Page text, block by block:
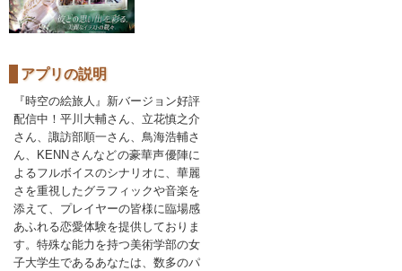
アプリの説明
『時空の絵旅人』新バージョン好評
配信中！平川大輔さん、立花慎之介
さん、諏訪部順一さん、鳥海浩輔さ
ん、KENNさんなどの豪華声優陣に
よるフルボイスのシナリオに、華麗
さを重視したグラフィックや音楽を
添えて、プレイヤーの皆様に臨場感
あふれる恋愛体験を提供しておりま
す。特殊な能力を持つ美術学部の女
子大学生であるあなたは、数多のパ